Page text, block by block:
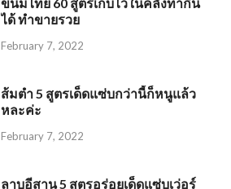
ได้ ทำขายรวย
February 7, 2022
ส้มตำ 5 สูตรเด็ดแซ่บกว่านี้ก็หนูแล้ว
หละค่ะ
February 7, 2022
ลาบอีสาน 5 สูตรอร่อยเด็ดแซ่บเว่อร์